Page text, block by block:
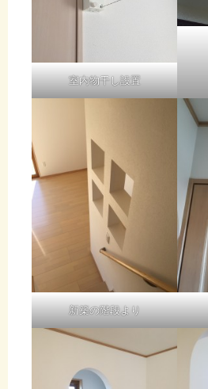
室内物干し設置
新築の階段より